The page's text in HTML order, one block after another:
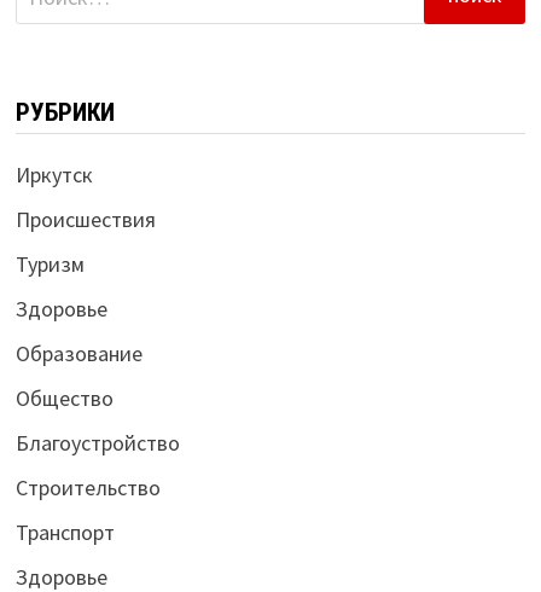
РУБРИКИ
Иркутск
Происшествия
Туризм
Здоровье
Образование
Общество
Благоустройство
Строительство
Транспорт
Здоровье